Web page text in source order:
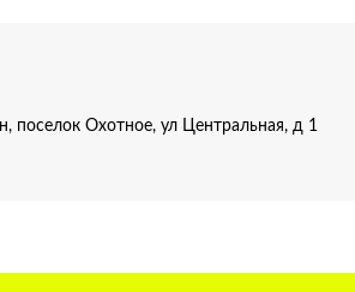
поселок Охотное, ул Центральная, д 1